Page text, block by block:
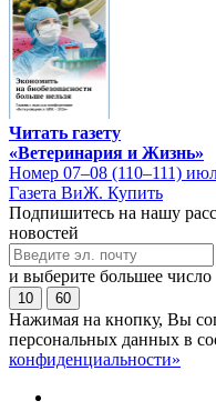
Читать газету
«Ветеринария и Жизнь»
Номер 07–08 (110–111)
Газета ВиЖ. Купить
Подпишитесь на нашу
новостей
и выберите большее число
10 60
Нажимая на кнопку, Вы
персональных данных в
конфиденциальности»